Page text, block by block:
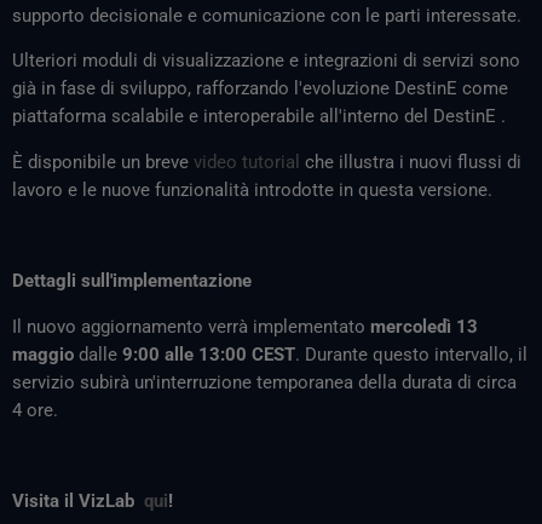
supporto decisionale e comunicazione con le parti interessate.
Ulteriori moduli di visualizzazione e integrazioni di servizi sono
già in fase di sviluppo, rafforzando l'evoluzione DestinE come
piattaforma scalabile e interoperabile all'interno del DestinE .
È disponibile un breve video tutorial che illustra i nuovi flussi di
lavoro e le nuove funzionalità introdotte in questa versione.
Dettagli sull'implementazione
Il nuovo aggiornamento verrà implementato mercoledì 13
maggio dalle 9:00 alle 13:00 CEST. Durante questo intervallo, il
servizio subirà un'interruzione temporanea della durata di circa
4 ore.
Visita il VizLab qui!